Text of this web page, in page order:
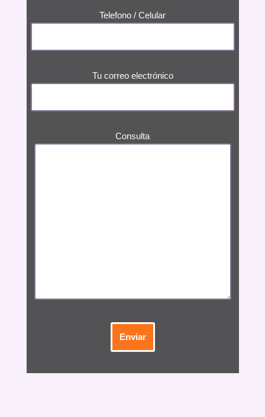
Telefono / Celular
Tu correo electrónico
Consulta